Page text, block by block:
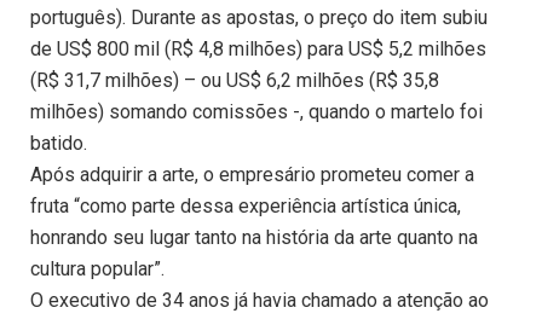
português). Durante as apostas, o preço do item subiu
de US$ 800 mil (R$ 4,8 milhões) para US$ 5,2 milhões
(R$ 31,7 milhões) – ou US$ 6,2 milhões (R$ 35,8
milhões) somando comissões -, quando o martelo foi
batido.
Após adquirir a arte, o empresário prometeu comer a
fruta “como parte dessa experiência artística única,
honrando seu lugar tanto na história da arte quanto na
cultura popular”.
O executivo de 34 anos já havia chamado a atenção ao